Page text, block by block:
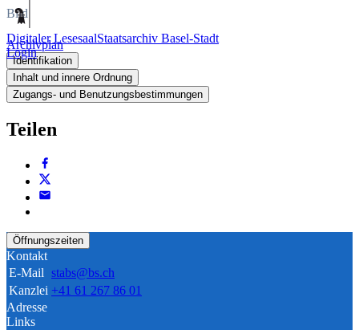
Digitaler LesesaalStaatsarchiv Basel-Stadt
Login
Bild
Archivplan
Identifikation
Inhalt und innere Ordnung
Zugangs- und Benutzungsbestimmungen
Teilen
Öffnungszeiten
Kontakt
E-Mail stabs@bs.ch
Kanzlei +41 61 267 86 01
Adresse
Links